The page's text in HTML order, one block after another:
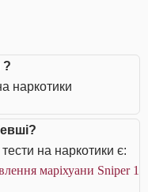
?
наркотики
на наркотики є:
маріхуани Sniper 1